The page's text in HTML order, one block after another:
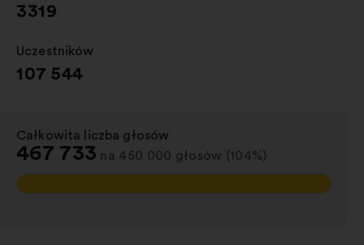
3319
Uczestników
:
107 544
Całkowita liczba głosów
:
467 733 na 450 000 głosów (104%)